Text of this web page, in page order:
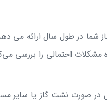
شما در طول سال ارائه می
احتمالی را بررسی
در صورت نشت گاز یا